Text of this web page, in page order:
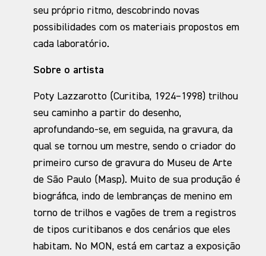
seu próprio ritmo, descobrindo novas
possibilidades com os materiais propostos em
cada laboratório.
Sobre o artista
Poty Lazzarotto (Curitiba, 1924–1998) trilhou
seu caminho a partir do desenho,
aprofundando-se, em seguida, na gravura, da
qual se tornou um mestre, sendo o criador do
primeiro curso de gravura do Museu de Arte
de São Paulo (Masp). Muito de sua produção é
biográfica, indo de lembranças de menino em
torno de trilhos e vagões de trem a registros
de tipos curitibanos e dos cenários que eles
habitam. No MON, está em cartaz a exposição